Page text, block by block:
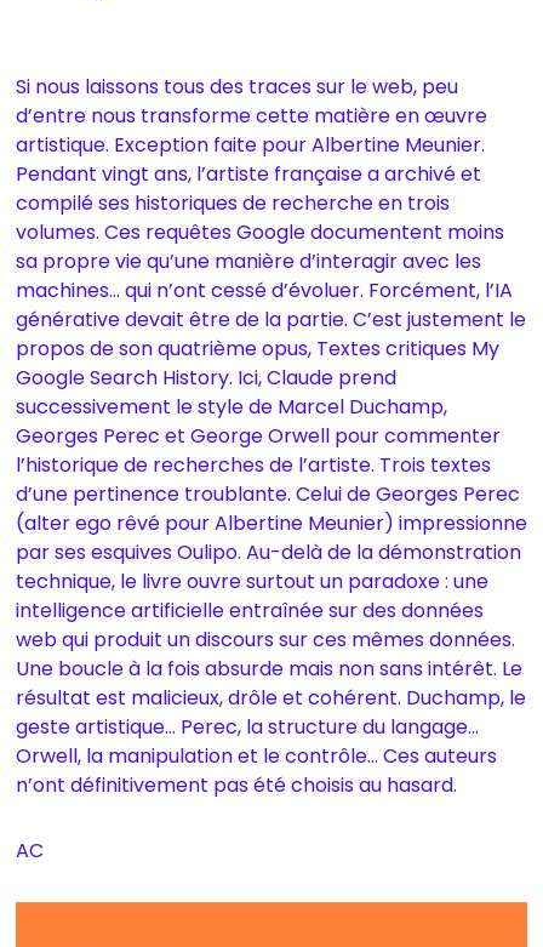
Si nous laissons tous des traces sur le web, peu
d’entre nous transforme cette matière en œuvre
artistique. Exception faite pour Albertine Meunier.
Pendant vingt ans, l’artiste française a archivé et
compilé ses historiques de recherche en trois
volumes. Ces requêtes Google documentent moins
sa propre vie qu’une manière d’interagir avec les
machines… qui n’ont cessé d’évoluer. Forcément, l’IA
générative devait être de la partie. C’est justement le
propos de son quatrième opus, Textes critiques My
Google Search History. Ici, Claude prend
successivement le style de Marcel Duchamp,
Georges Perec et George Orwell pour commenter
l’historique de recherches de l’artiste. Trois textes
d’une pertinence troublante. Celui de Georges Perec
(alter ego rêvé pour Albertine Meunier) impressionne
par ses esquives Oulipo. Au-delà de la démonstration
technique, le livre ouvre surtout un paradoxe : une
intelligence artificielle entraînée sur des données
web qui produit un discours sur ces mêmes données.
Une boucle à la fois absurde mais non sans intérêt. Le
résultat est malicieux, drôle et cohérent. Duchamp, le
geste artistique… Perec, la structure du langage…
Orwell, la manipulation et le contrôle… Ces auteurs
n’ont définitivement pas été choisis au hasard.
AC